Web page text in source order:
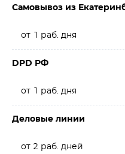
Самовывоз из
от 1 раб. дня
DPD РФ
от 1 раб. дня
Деловые линии
от 2 раб. дней